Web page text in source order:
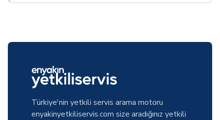
Türkiye'nin yetkili servis arama motoru
enyakinyetkiliservis.com size aradığınız yetkili